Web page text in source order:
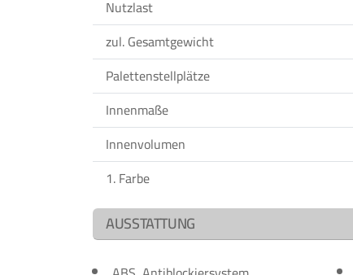
Nutzlast
zul. Gesamtgewicht
Palettenstellplätze
Innenmaße
Innenvolumen
1. Farbe
AUSSTATTUNG